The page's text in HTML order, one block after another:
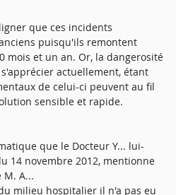
que ces incidents
puisqu'ils remontent
mois et un an. Or, la dangerosité
actuellement, étant
de celui-ci peuvent au fil
sensible et rapide.
que le Docteur Y... lui-
14 novembre 2012, mentionne
M. A...
milieu hospitalier il n'a pas eu